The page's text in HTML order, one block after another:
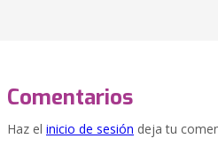
Comentarios
Haz el inicio de sesión deja tu